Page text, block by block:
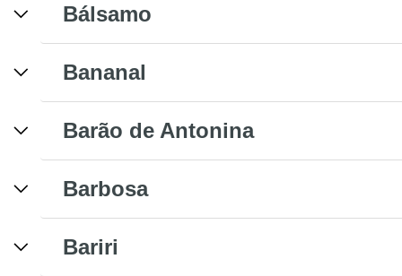
Bálsamo
Bananal
Barão de Antonina
Barbosa
Bariri